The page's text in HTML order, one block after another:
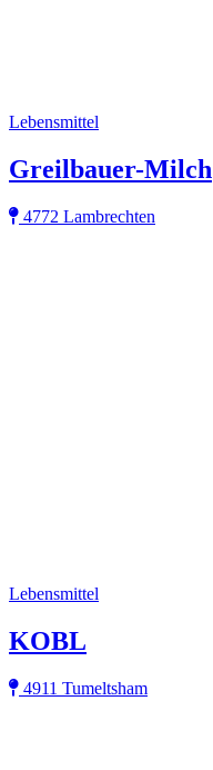
Lebensmittel
Greilbauer-Milch
4772 Lambrechten
Lebensmittel
KOBL
4911 Tumeltsham